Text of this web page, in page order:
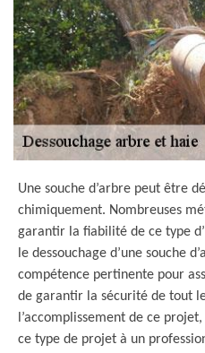
Une souche d’arbre peut être
chimiquement. Nombreuses
garantir la fiabilité de ce type
le dessouchage d’une souche
compétence pertinente pour
de garantir la sécurité de tout
l’accomplissement de ce
ce type de projet à un